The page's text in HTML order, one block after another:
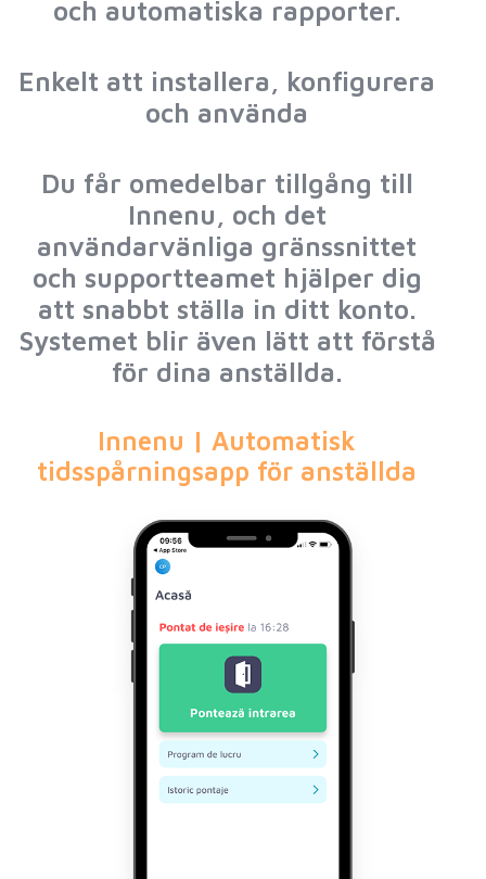
och automatiska rapporter.
Enkelt att installera, konfigurera
och använda
Du får omedelbar tillgång till
Innenu, och det
användarvänliga gränssnittet
och supportteamet hjälper dig
att snabbt ställa in ditt konto.
Systemet blir även lätt att förstå
för dina anställda.
Innenu | Automatisk
tidsspårningsapp för anställda